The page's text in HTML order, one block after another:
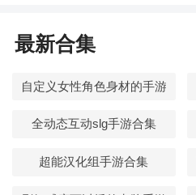
最新合集
自定义女性角色身材的手游合集
全动态互动slg手游合集
超能汉化组手游合集